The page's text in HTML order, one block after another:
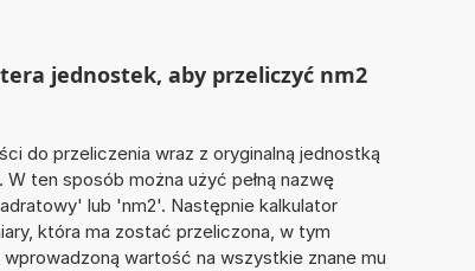
jednostek, aby przeliczyć nm2
do przeliczenia wraz z oryginalną jednostką
ten sposób można użyć pełną nazwę
lub 'nm2'. Następnie kalkulator
która ma zostać przeliczona, w tym
wartość na wszystkie znane mu